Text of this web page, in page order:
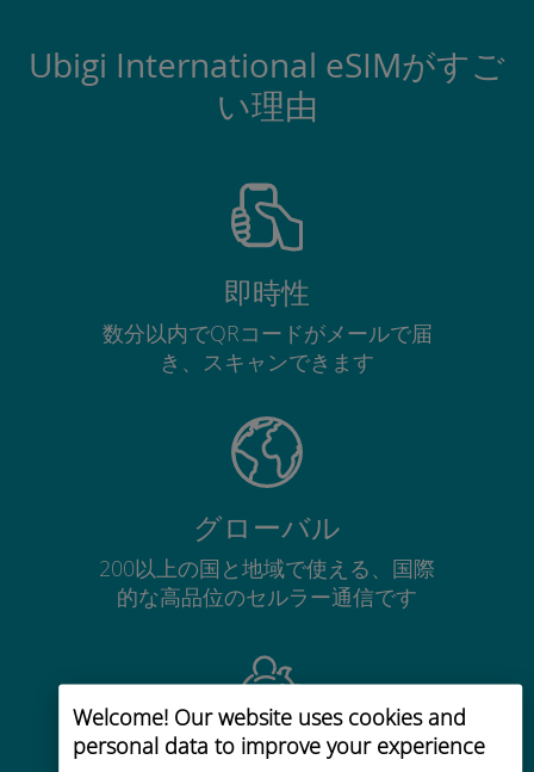
Welcome! Our website uses cookies and
personal data to improve your experience
Ubigi International eSIMがすご
い理由
即時性
数分以内でQRコードがメールで届
き、スキャンできます
グローバル
200以上の国と地域で使える、国際
的な高品位のセルラー通信です
コストパフォーマンス